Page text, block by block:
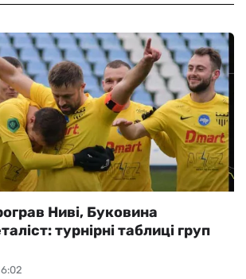
Ниві, Буковина
турнірні таблиці груп